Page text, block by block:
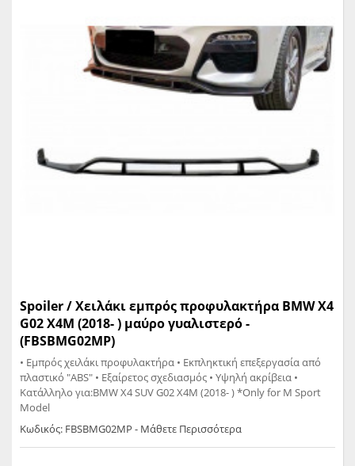
Spoiler / Χειλάκι εμπρός προφυλακτήρα BMW X4
G02 X4M (2018- ) μαύρο γυαλιστερό -
(FBSBMG02MP)
• Εμπρός χειλάκι προφυλακτήρα • Εκπληκτική επεξεργασία από
πλαστικό "ABS" • Εξαίρετος σχεδιασμός • Υψηλή ακρίβεια •
Κατάλληλο για:BMW X4 SUV G02 X4M (2018- ) *Only for M Sport
Model
Κωδικός: FBSBMG02MP - Μάθετε Περισσότερα